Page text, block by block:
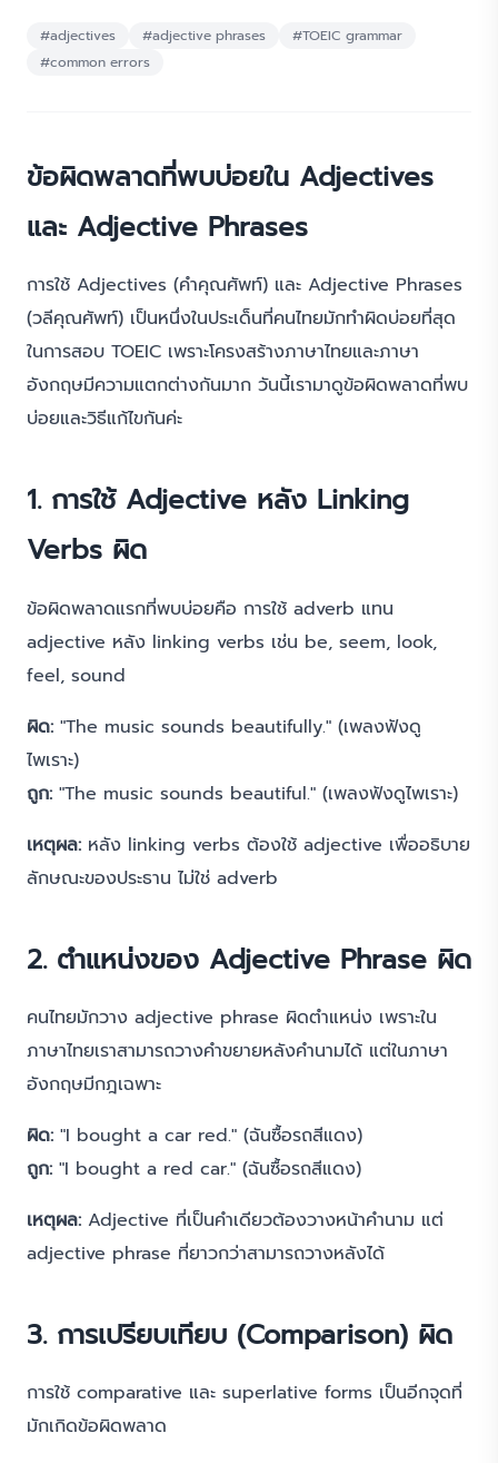
#adjectives #adjective phrases #TOEIC grammar
#common errors
ข้อผิดพลาดที่พบบ่อยใน Adjectives
และ Adjective Phrases
การใช้ Adjectives (คำคุณศัพท์) และ Adjective Phrases
(วลีคุณศัพท์) เป็นหนึ่งในประเด็นที่คนไทยมักทำผิดบ่อยที่สุด
ในการสอบ TOEIC เพราะโครงสร้างภาษาไทยและภาษา
อังกฤษมีความแตกต่างกันมาก วันนี้เรามาดูข้อผิดพลาดที่พบ
บ่อยและวิธีแก้ไขกันค่ะ
1. การใช้ Adjective หลัง Linking
Verbs ผิด
ข้อผิดพลาดแรกที่พบบ่อยคือ การใช้ adverb แทน
adjective หลัง linking verbs เช่น be, seem, look,
feel, sound
ผิด: "The music sounds beautifully." (เพลงฟังดู
ไพเราะ)
ถูก: "The music sounds beautiful." (เพลงฟังดูไพเราะ)
เหตุผล: หลัง linking verbs ต้องใช้ adjective เพื่ออธิบาย
ลักษณะของประธาน ไม่ใช่ adverb
2. ตำแหน่งของ Adjective Phrase ผิด
คนไทยมักวาง adjective phrase ผิดตำแหน่ง เพราะใน
ภาษาไทยเราสามารถวางคำขยายหลังคำนามได้ แต่ในภาษา
อังกฤษมีกฎเฉพาะ
ผิด: "I bought a car red." (ฉันซื้อรถสีแดง)
ถูก: "I bought a red car." (ฉันซื้อรถสีแดง)
เหตุผล: Adjective ที่เป็นคำเดียวต้องวางหน้าคำนาม แต่
adjective phrase ที่ยาวกว่าสามารถวางหลังได้
3. การเปรียบเทียบ (Comparison) ผิด
การใช้ comparative และ superlative forms เป็นอีกจุดที่
มักเกิดข้อผิดพลาด